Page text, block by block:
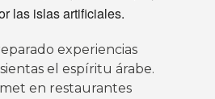
las islas artificiales.
experiencias
el espíritu árabe.
en restaurantes